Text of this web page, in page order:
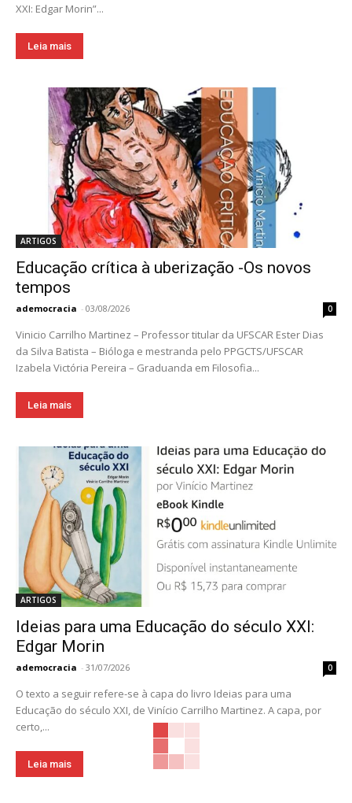
XXI: Edgar Morin”...
Leia mais
ARTIGOS
Educação crítica à uberização -Os novos
tempos
ademocracia - 03/08/2026 0
Vinicio Carrilho Martinez – Professor titular da UFSCAR Ester Dias
da Silva Batista – Bióloga e mestranda pelo PPGCTS/UFSCAR
Izabela Victória Pereira – Graduanda em Filosofia...
Leia mais
ARTIGOS
Ideias para uma Educação do século XXI:
Edgar Morin
ademocracia - 31/07/2026 0
O texto a seguir refere-se à capa do livro Ideias para uma
Educação do século XXI, de Vinício Carrilho Martinez. A capa, por
certo,...
Leia mais